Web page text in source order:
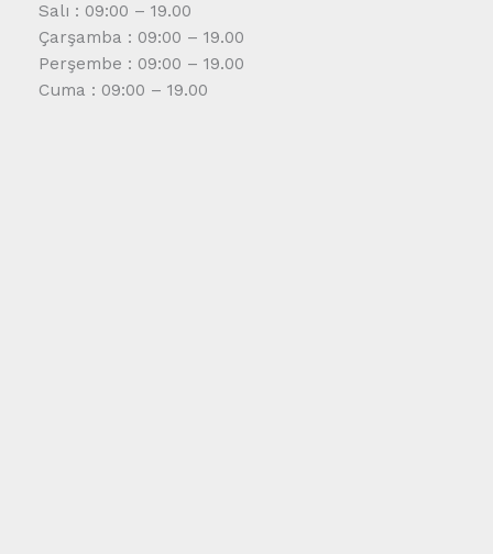
Salı : 09:00 – 19.00
Çarşamba : 09:00 – 19.00
Perşembe : 09:00 – 19.00
Cuma : 09:00 – 19.00